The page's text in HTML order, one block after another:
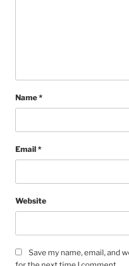
Name*
Email *
Website
Save my name, email, and